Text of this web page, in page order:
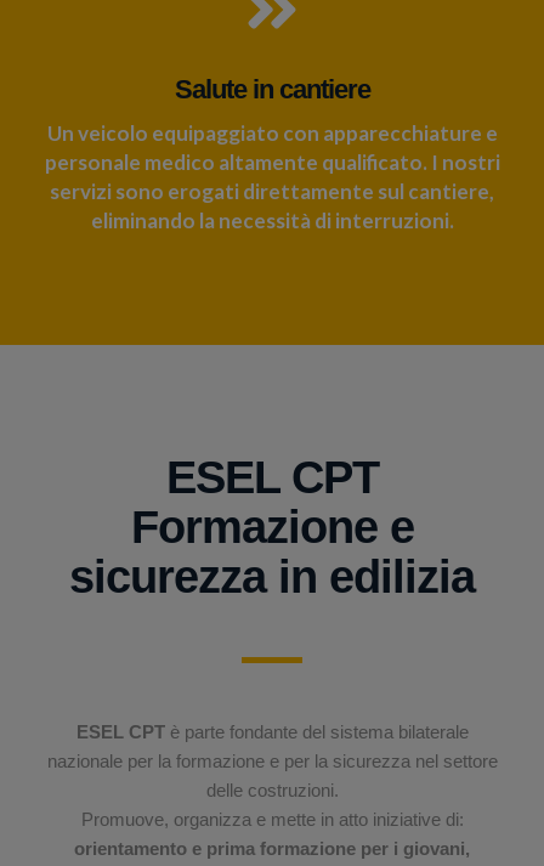
Salute in cantiere
Un veicolo equipaggiato con apparecchiature e
personale medico altamente qualificato. I nostri
servizi sono erogati direttamente sul cantiere,
eliminando la necessità di interruzioni.
ESEL CPT
Formazione e
sicurezza in edilizia
ESEL CPTè parte fondante del sistema bilaterale
nazionale per la formazione e per la sicurezza nel settore
delle costruzioni.
Promuove, organizza e mette in atto iniziative di:
orientamento e prima formazione per i giovani,